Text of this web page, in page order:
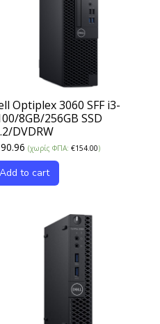
Optiplex 3060 SFF i3-
8GB/256GB SSD
DVDRW
(χωρίς ΦΠΑ: €154.00)
Add to cart